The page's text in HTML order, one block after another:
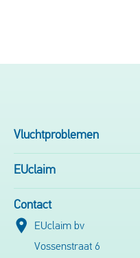
Vluchtproblemen
EUclaim
Contact
EUclaim bv
Vossenstraat 6